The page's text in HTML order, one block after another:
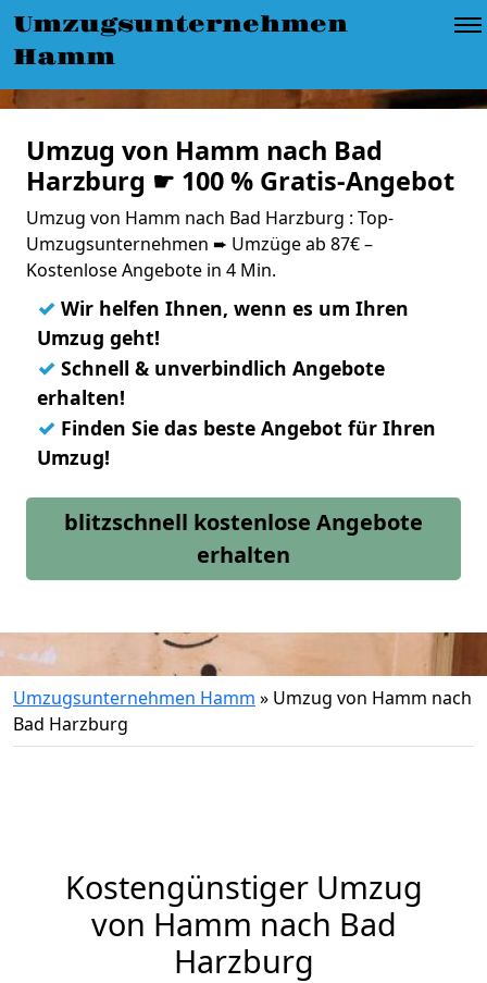
Umzugsunternehmen
Hamm
Umzug von Hamm nach Bad
Harzburg ☛ 100 % Gratis-Angebot
Umzug von Hamm nach Bad Harzburg : Top-
Umzugsunternehmen ➨ Umzüge ab 87€ –
Kostenlose Angebote in 4 Min.
✓ Wir helfen Ihnen, wenn es um Ihren
Umzug geht!
✓ Schnell & unverbindlich Angebote
erhalten!
✓ Finden Sie das beste Angebot für Ihren
Umzug!
blitzschnell kostenlose Angebote
erhalten
Umzugsunternehmen Hamm » Umzug von Hamm nach
Bad Harzburg
Kostengünstiger Umzug
von Hamm nach Bad
Harzburg